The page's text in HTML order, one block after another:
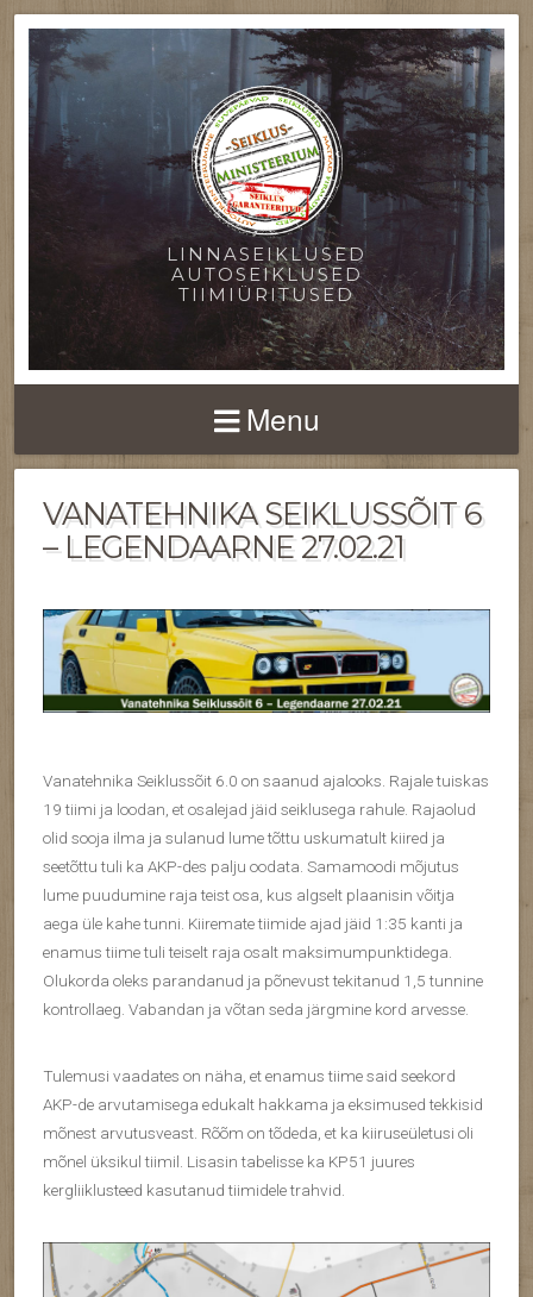
LINNASEIKLUSED
AUTOSEIKLUSED
TIIMIÜRITUSED
Menu
VANATEHNIKA SEIKLUSSÕIT 6
– LEGENDAARNE 27.02.21
Vanatehnika Seiklussõit 6.0 on saanud ajalooks. Rajale tuiskas
19 tiimi ja loodan, et osalejad jäid seiklusega rahule. Rajaolud
olid sooja ilma ja sulanud lume tõttu uskumatult kiired ja
seetõttu tuli ka AKP-des palju oodata. Samamoodi mõjutus
lume puudumine raja teist osa, kus algselt plaanisin võitja
aega üle kahe tunni. Kiiremate tiimide ajad jäid 1:35 kanti ja
enamus tiime tuli teiselt raja osalt maksimumpunktidega.
Olukorda oleks parandanud ja põnevust tekitanud 1,5 tunnine
kontrollaeg. Vabandan ja võtan seda järgmine kord arvesse.
Tulemusi vaadates on näha, et enamus tiime said seekord
AKP-de arvutamisega edukalt hakkama ja eksimused tekkisid
mõnest arvutusveast. Rõõm on tõdeda, et ka kiiruseületusi oli
mõnel üksikul tiimil. Lisasin tabelisse ka KP51 juures
kergliiklusteed kasutanud tiimidele trahvid.